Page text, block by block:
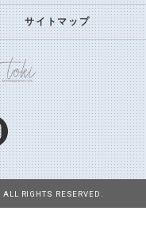
サイトマップ
RIGHTS RESERVED.